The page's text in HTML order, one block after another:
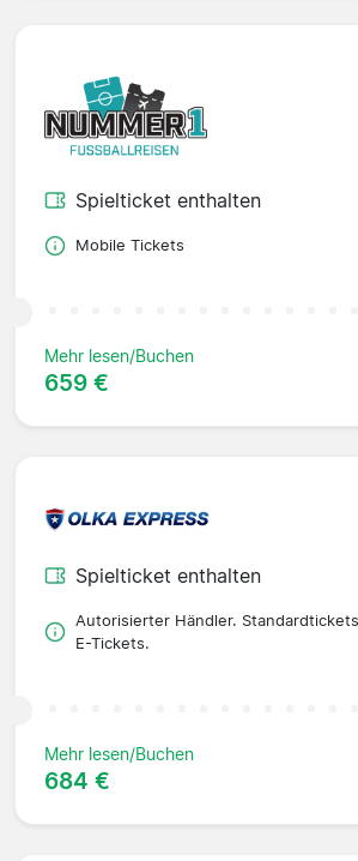
Spielticket enthalten
Mobile Tickets
Mehr lesen/Buchen
659 €
Spielticket enthalten
Autorisierter Händler.
E-Tickets.
Mehr lesen/Buchen
684 €